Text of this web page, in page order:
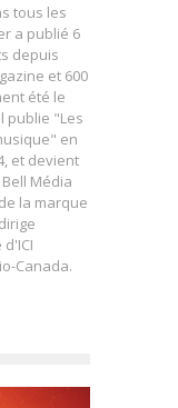
tous les
a publié 6
depuis
et 600
été le
publie "Les
en
et devient
Média
la marque
Canada.